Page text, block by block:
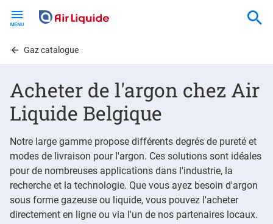
contentGaz catalogue
Acheter de l'argon chez Air
Liquide Belgique
Notre large gamme propose différents degrés de pureté et
modes de livraison pour l'argon. Ces solutions sont idéales
pour de nombreuses applications dans l'industrie, la
recherche et la technologie. Que vous ayez besoin d'argon
sous forme gazeuse ou liquide, vous pouvez l'acheter
directement en ligne ou via l'un de nos partenaires locaux.